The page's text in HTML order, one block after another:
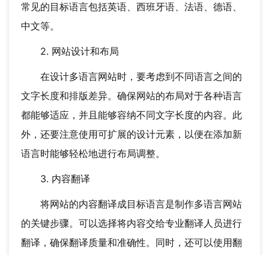
常见的目标语言包括英语、西班牙语、法语、德语、
中文等。
2. 网站设计和布局
在设计多语言网站时，要考虑到不同语言之间的
文字长度和排版差异。确保网站的布局对于各种语言
都能够适应，并且能够容纳不同文字长度的内容。此
外，还要注意使用可扩展的设计元素，以便在添加新
语言时能够轻松地进行布局调整。
3. 内容翻译
将网站的内容翻译成目标语言是制作多语言网站
的关键步骤。可以选择将内容交给专业翻译人员进行
翻译，确保翻译质量和准确性。同时，还可以使用翻